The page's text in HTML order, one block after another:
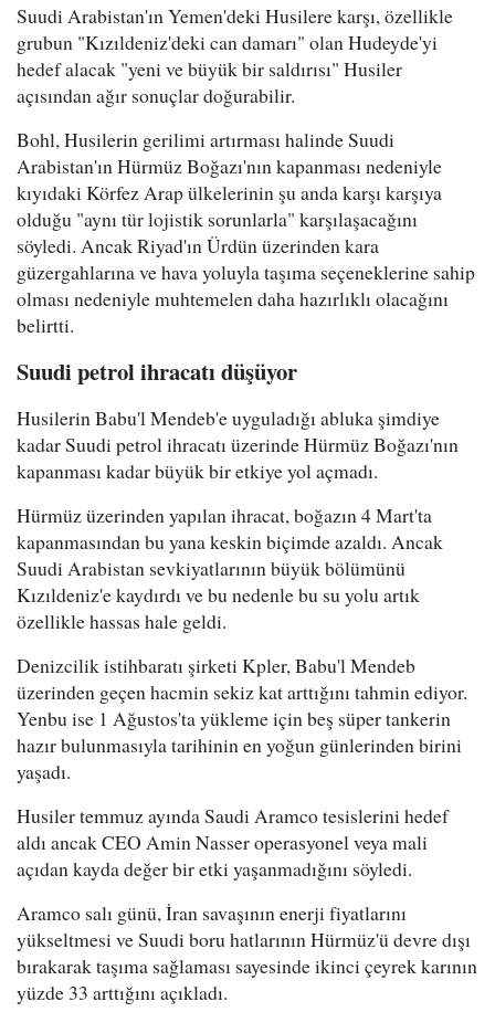
Suudi Arabistan'ın Yemen'deki Husilere karşı, özellikle
grubun "Kızıldeniz'deki can damarı" olan Hudeyde'yi
hedef alacak "yeni ve büyük bir saldırısı" Husiler
açısından ağır sonuçlar doğurabilir.
Bohl, Husilerin gerilimi artırması halinde Suudi
Arabistan'ın Hürmüz Boğazı'nın kapanması nedeniyle
kıyıdaki Körfez Arap ülkelerinin şu anda karşı karşıya
olduğu "aynı tür lojistik sorunlarla" karşılaşacağını
söyledi. Ancak Riyad'ın Ürdün üzerinden kara
güzergahlarına ve hava yoluyla taşıma seçeneklerine sahip
olması nedeniyle muhtemelen daha hazırlıklı olacağını
belirtti.
Suudi petrol ihracatı düşüyor
Husilerin Babu'l Mendeb'e uyguladığı abluka şimdiye
kadar Suudi petrol ihracatı üzerinde Hürmüz Boğazı'nın
kapanması kadar büyük bir etkiye yol açmadı.
Hürmüz üzerinden yapılan ihracat, boğazın 4 Mart'ta
kapanmasından bu yana keskin biçimde azaldı. Ancak
Suudi Arabistan sevkiyatlarının büyük bölümünü
Kızıldeniz'e kaydırdı ve bu nedenle bu su yolu artık
özellikle hassas hale geldi.
Denizcilik istihbaratı şirketi Kpler, Babu'l Mendeb
üzerinden geçen hacmin sekiz kat arttığını tahmin ediyor.
Yenbu ise 1 Ağustos'ta yükleme için beş süper tankerin
hazır bulunmasıyla tarihinin en yoğun günlerinden birini
yaşadı.
Husiler temmuz ayında Saudi Aramco tesislerini hedef
aldı ancak CEO Amin Nasser operasyonel veya mali
açıdan kayda değer bir etki yaşanmadığını söyledi.
Aramco salı günü, İran savaşının enerji fiyatlarını
yükseltmesi ve Suudi boru hatlarının Hürmüz'ü devre dışı
bırakarak taşıma sağlaması sayesinde ikinci çeyrek karının
yüzde 33 arttığını açıkladı.